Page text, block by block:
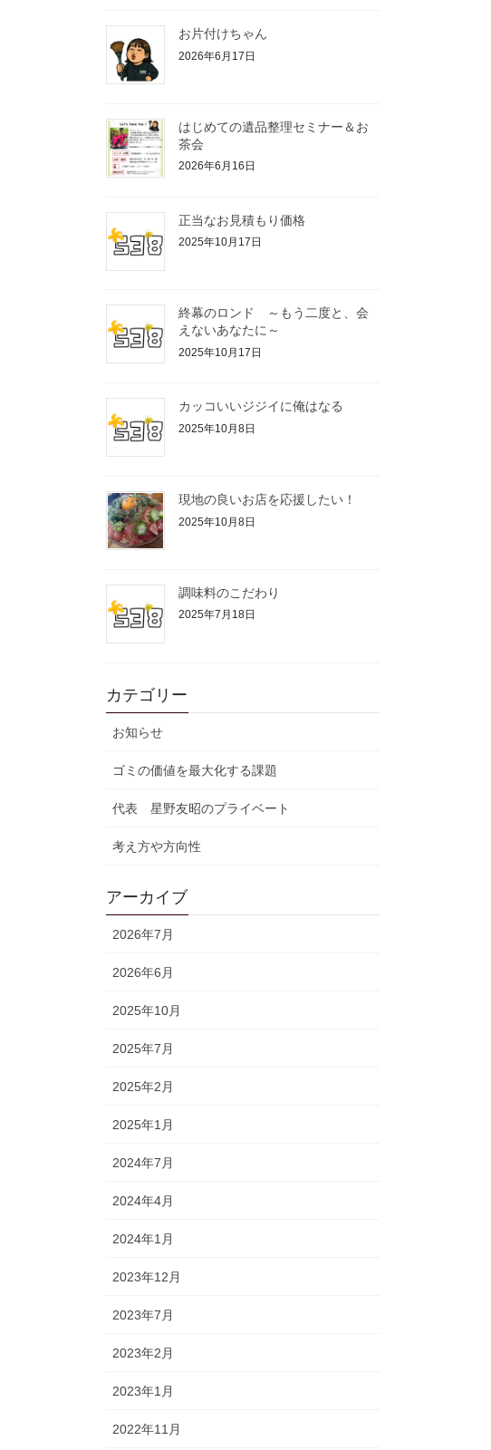
お片付けちゃん
2026年6月17日
はじめての遺品整理セミナー＆お
茶会
2026年6月16日
正当なお見積もり価格
2025年10月17日
終幕のロンド ～もう二度と、会
えないあなたに～
2025年10月17日
カッコいいジジイに俺はなる
2025年10月8日
現地の良いお店を応援したい！
2025年10月8日
調味料のこだわり
2025年7月18日
カテゴリー
お知らせ
ゴミの価値を最大化する課題
代表 星野友昭のプライベート
考え方や方向性
アーカイブ
2026年7月
2026年6月
2025年10月
2025年7月
2025年2月
2025年1月
2024年7月
2024年4月
2024年1月
2023年12月
2023年7月
2023年2月
2023年1月
2022年11月